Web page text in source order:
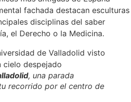
fachada destacan esculturas
disciplinas del saber
el Derecho o la Medicina.
, una parada
recorrido por el centro de